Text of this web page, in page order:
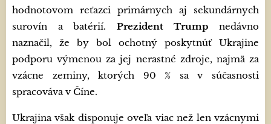
hodnotovom reťazci primárnych aj sekundárnych
surovín a batérií. Prezident Trump nedávno
naznačil, že by bol ochotný poskytnúť Ukrajine
podporu výmenou za jej nerastné zdroje, najmä za
vzácne zeminy, ktorých 90 % sa v súčasnosti
spracováva v Číne.
Ukrajina však disponuje oveľa viac než len vzácnymi